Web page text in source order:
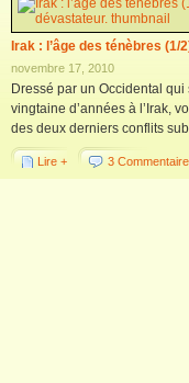
Irak : l’âge des ténèbres (1/
novembre 17, 2010
Dressé par un Occidental qui
vingtaine d’années à l’Irak,
des deux derniers conflits
Lire + 3